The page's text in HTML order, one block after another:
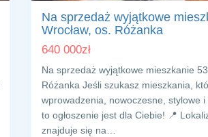
Na sprzedaż wyjątkowe
Wrocław, os. Różanka
640 000zł
Na sprzedaż wyjątkowe mieszkanie
Różanka Jeśli szukasz mieszkania,
wprowadzenia, nowoczesne, stylowe
to ogłoszenie jest dla Ciebie! 📍
znajduje się na…